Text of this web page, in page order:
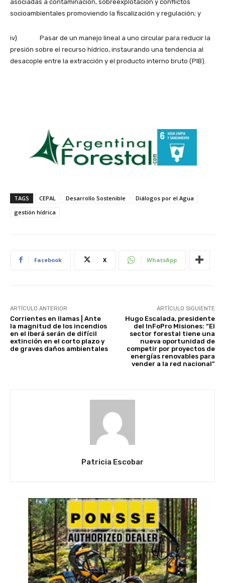
asociadas a contaminación, sobreexplotación y conflictos
socioambientales promoviendo la fiscalización y regulación; y
iv) Pasar de un manejo lineal a uno circular para reducir la
presión sobre el recurso hídrico, instaurando una tendencia al
desacople entre la extracción y el producto interno bruto (PIB).
TAGS CEPAL Desarrollo Sostenible
Diálogos por el Agua
gestión hídrica
Facebook X WhatsApp
ARTÍCULO ANTERIOR
Corrientes en llamas | Ante
la magnitud de los incendios
en el Iberá serán de difícil
extinción en el corto plazo y
de graves daños ambientales
ARTÍCULO SIGUIENTE
Hugo Escalada, presidente
del InFoPro Misiones: “El
sector forestal tiene una
nueva oportunidad de
competir por proyectos de
energías renovables para
vender a la red nacional”
Patricia Escobar